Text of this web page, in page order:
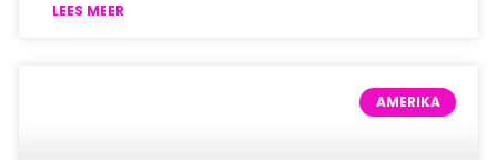
LEES MEER
AMERIKA